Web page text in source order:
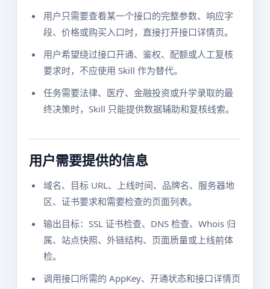
用户只需要查看某一个接口的完整参数、响应字
段、价格或购买入口时，直接打开接口详情页。
用户希望绕过接口开通、鉴权、配额或人工复核
要求时，不应使用 Skill 作为替代。
任务需要法律、医疗、金融投资或升学录取的最
终决策时，Skill 只能提供数据辅助和复核线索。
用户需要提供的信息
域名、目标 URL、上线时间、品牌名、服务器地
区、证书要求和需要检查的页面列表。
输出目标：SSL 证书检查、DNS 检查、Whois 归
属、站点快照、外链结构、页面质量或上线前体
检。
调用接口所需的 AppKey、开通状态和接口详情页